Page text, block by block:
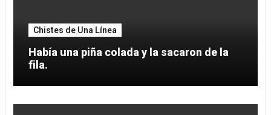
Chistes de Una Línea
Había una piña colada y la sacaron de la
fila.